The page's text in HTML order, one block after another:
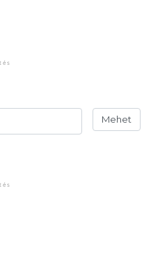
Mehet